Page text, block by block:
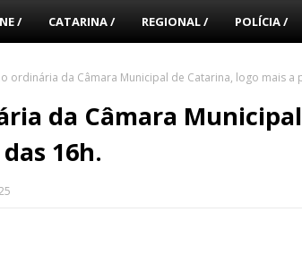
/ CATARINA / REGIONAL / POLÍCIA /
ordinária da Câmara Municipal de Catarina, logo mais a
da Câmara
16h.